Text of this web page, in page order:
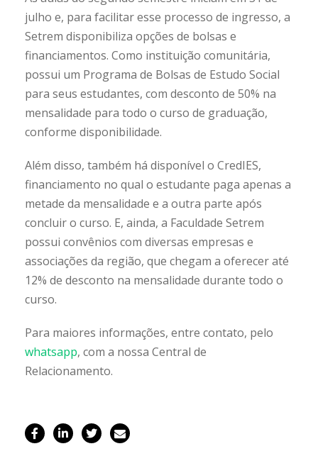
julho e, para facilitar esse processo de ingresso, a
Setrem disponibiliza opções de bolsas e
financiamentos. Como instituição comunitária,
possui um Programa de Bolsas de Estudo Social
para seus estudantes, com desconto de 50% na
mensalidade para todo o curso de graduação,
conforme disponibilidade.
Além disso, também há disponível o CredIES,
financiamento no qual o estudante paga apenas a
metade da mensalidade e a outra parte após
concluir o curso. E, ainda, a Faculdade Setrem
possui convênios com diversas empresas e
associações da região, que chegam a oferecer até
12% de desconto na mensalidade durante todo o
curso.
Para maiores informações, entre contato, pelo
whatsapp, com a nossa Central de
Relacionamento.